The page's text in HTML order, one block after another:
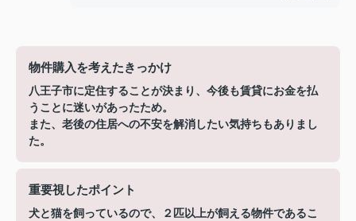
物件購入を考えたきっかけ
八王子市に定住することが決まり、今後も賃貸にお金を払
うことに迷いがあったため。
また、老後の住居への不安を解消したい気持ちもありまし
た。
重要視したポイント
犬と猫を飼っているので、２匹以上が飼える物件であるこ